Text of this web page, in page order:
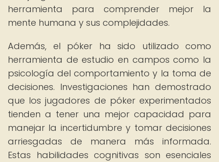
herramienta para comprender mejor la
mente humana y sus complejidades.
Además, el póker ha sido utilizado como
herramienta de estudio en campos como la
psicología del comportamiento y la toma de
decisiones. Investigaciones han demostrado
que los jugadores de póker experimentados
tienden a tener una mejor capacidad para
manejar la incertidumbre y tomar decisiones
arriesgadas de manera más informada.
Estas habilidades cognitivas son esenciales